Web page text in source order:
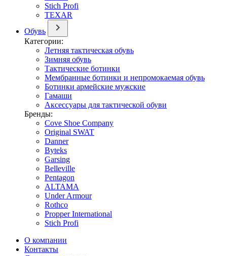
Stich Profi
TEXAR
Обувь
Категории:
Летняя тактическая обувь
Зимняя обувь
Тактические ботинки
Мембранные ботинки и непромокаемая обувь
Ботинки армейские мужские
Гамаши
Аксессуары для тактической обуви
Бренды:
Cove Shoe Company
Original SWAT
Danner
Byteks
Garsing
Belleville
Pentagon
ALTAMA
Under Armour
Rothco
Propper International
Stich Profi
О компании
Контакты